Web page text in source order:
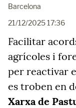
Barcelona
21/12/2025 17:36
Facilitar
agrícoles i
per reactivar
es troben en
Xarxa de